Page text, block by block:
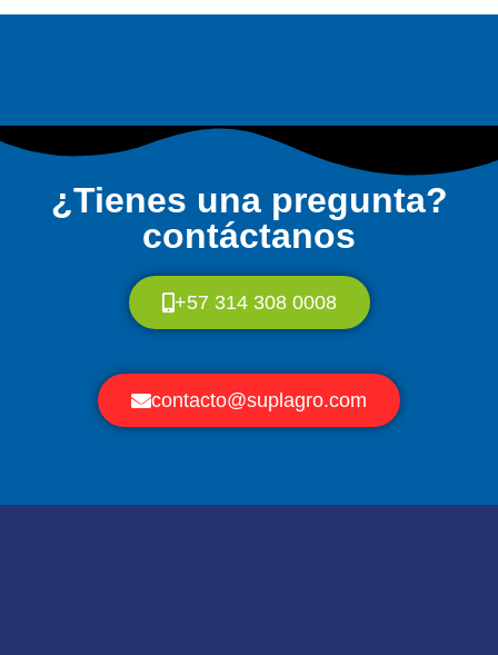
¿Tienes una pregunta?
contáctanos
+57 314 308 0008
contacto@suplagro.com